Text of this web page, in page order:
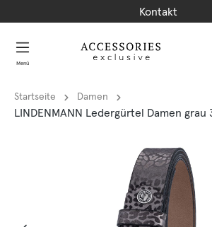
Kontakt
Menü
Startseite Damen
LINDENMANN Ledergürtel Damen